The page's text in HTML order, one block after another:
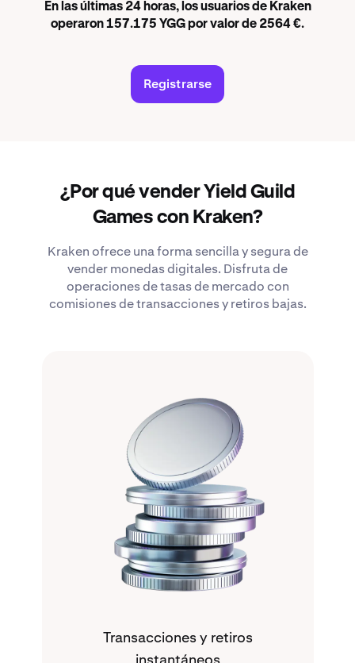
En las últimas 24 horas, los usuarios de Kraken
operaron 157.175 YGG por valor de 2564 €.
Registrarse
¿Por qué vender Yield Guild
Games con Kraken?
Kraken ofrece una forma sencilla y segura de
vender monedas digitales. Disfruta de
operaciones de tasas de mercado con
comisiones de transacciones y retiros bajas.
Transacciones y retiros